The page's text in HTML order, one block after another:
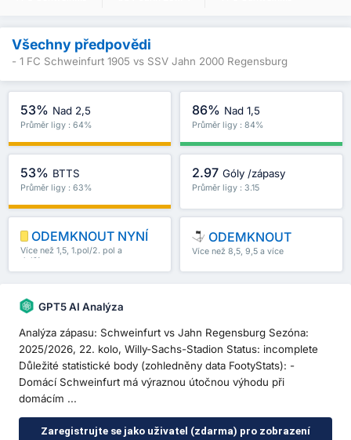
Všechny předpovědi
- 1 FC Schweinfurt 1905 vs SSV Jahn 2000 Regensburg
53% Nad 2,5
Průměr ligy : 64%
86% Nad 1,5
Průměr ligy : 84%
53% BTTS
Průměr ligy : 63%
2.97 Góly /zápasy
Průměr ligy : 3.15
ODEMKNOUT NYNÍ
Více než 1,5, 1.pol/2. pol a
další
ODEMKNOUT
Více než 8,5, 9,5 a více
GPT5 AI Analýza
Analýza zápasu: Schweinfurt vs Jahn Regensburg Sezóna:
2025/2026, 22. kolo, Willy-Sachs-Stadion Status: incomplete
Důležité statistické body (zohledněny data FootyStats): -
Domácí Schweinfurt má výraznou útočnou výhodu při
domácím ...
Zaregistrujte se jako uživatel (zdarma) pro zobrazení